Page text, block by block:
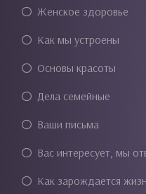
Женское здоровье
Как мы устроены
Основы красоты
Дела семейные
Ваши письма
Вас интересует, мы
Как зарождается